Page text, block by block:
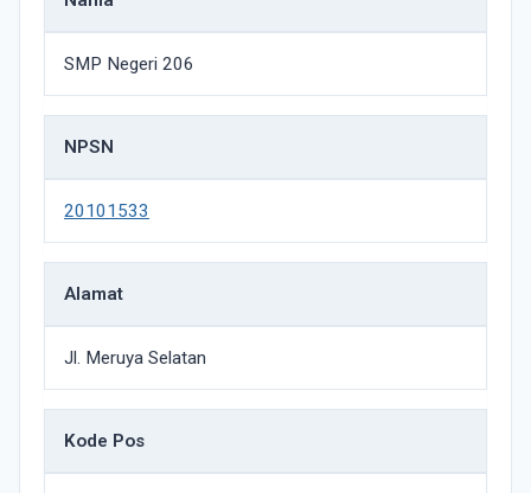
SMP Negeri 206
NPSN
20101533
Alamat
Jl. Meruya Selatan
Kode Pos